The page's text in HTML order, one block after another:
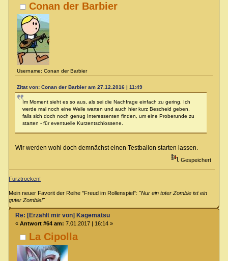
Conan der Barbier
Username: Conan der Barbier
Zitat von: Conan der Barbier am 27.12.2016 | 11:49
Im Moment sieht es so aus, als sei die Nachfrage einfach zu gering. Ich
werde mal noch eine Weile warten und auch hier kurz Bescheid geben,
falls sich doch noch genug Interessenten finden, um eine Proberunde zu
starten - für eventuelle Kurzentschlossene.
Wir werden wohl doch demnächst einen Testballon starten lassen.
Gespeichert
Furztrocken!
Mein neuer Favorit der Reihe "Freud im Rollenspiel": "Nur ein toter Zombie ist ein
guter Zombie!"
La Cipolla
Re: [Erzählt mir von] Kagematsu
« Antwort #64 am: 7.01.2017 | 16:14 »